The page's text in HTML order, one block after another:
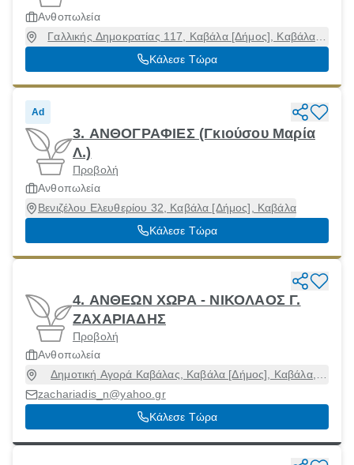
Ανθοπωλεία
Γαλλικής Δημοκρατίας 117, Καβάλα [Δήμος], Καβάλα,
65201
Κάλεσε Τώρα
Ad
3. ΑΝΘΟΓΡΑΦΙΕΣ (Γκιούσου Μαρία
Λ.)
Προβολή
Ανθοπωλεία
Βενιζέλου Ελευθερίου 32, Καβάλα [Δήμος], Καβάλα
Κάλεσε Τώρα
4. ΑΝΘΕΩΝ ΧΩΡΑ - ΝΙΚΟΛΑΟΣ Γ.
ΖΑΧΑΡΙΑΔΗΣ
Προβολή
Ανθοπωλεία
Δημοτική Αγορά Καβάλας, Καβάλα [Δήμος], Καβάλα,
zachariadis_n@yahoo.gr
Κάλεσε Τώρα